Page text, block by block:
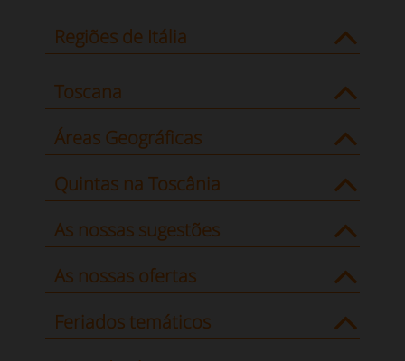
Regiões de Itália
Toscana
Áreas Geográficas
Quintas na Toscânia
As nossas sugestões
As nossas ofertas
Feriados temáticos